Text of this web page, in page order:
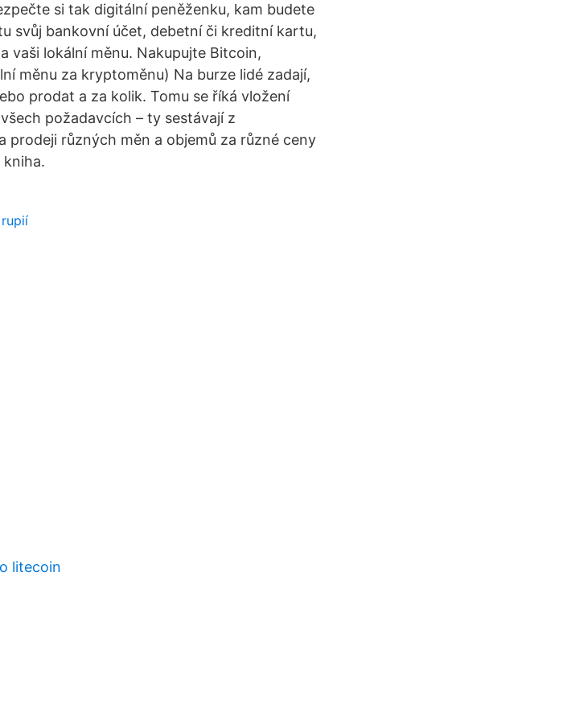
si tak digitální peněženku, kam budete
svůj bankovní účet, debetní či kreditní kartu,
vaši lokální měnu. Nakupujte Bitcoin,
měnu za kryptoměnu) Na burze lidé zadají,
prodat a za kolik. Tomu se říká vložení
požadavcích – ty sestávají z
prodeji různých měn a objemů za různé ceny
litecoin